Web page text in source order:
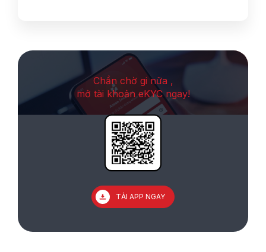
Chần chờ gi nữa ,
mở tài khoản eKYC ngay!
TẢI APP NGAY